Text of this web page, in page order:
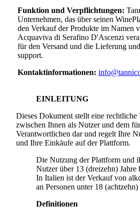
Funktion und Verpflichtungen:
Unternehmen, das über seinen
den Verkauf der Produkte im Namen
Acquaviva di Serafino D'Ascenzi
für den Versand und die Lieferung
support.
Kontaktinformationen:
EINLEITUNG
Dieses Dokument stellt eine rechtliche
zwischen Ihnen als Nutzer und dem
Verantwortlichen dar und regelt Ihre
und Ihre Einkäufe auf der Plattform.
Die Nutzung der Plattform und
Nutzer über 13 (dreizehn) Jahre
In Italien ist der Verkauf von
an Personen unter 18
Definitionen